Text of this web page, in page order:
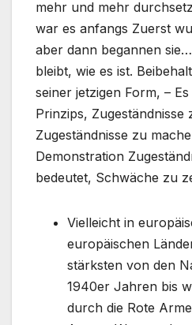
mehr und mehr
war es anfangs Zuerst
aber dann begannen
bleibt, wie es ist.
seiner jetzigen Form, –
Prinzips, Zugeständnisse
Zugeständnisse zu
Demonstration
bedeutet, Schwäche zu
Vielleicht in
europäischen
stärksten von den
1940er Jahren bis
durch die Rote